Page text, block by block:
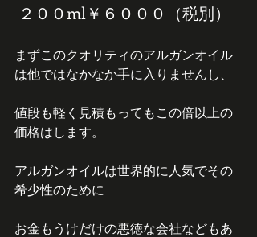
２００ml￥６０００（税別）
まずこのクオリティのアルガンオイル
は他ではなかなか手に入りませんし、
値段も軽く見積もってもこの倍以上の
価格はします。
アルガンオイルは世界的に人気でその
希少性のために
お金もうけだけの悪徳な会社などもあ